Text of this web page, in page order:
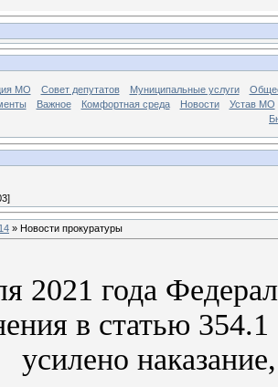
МО Совет депутатов Муниципальные услуги
Важное Комфортная среда Новости
Устав МО
14 » Новости прокуратуры
2021 года
в статью
усилено